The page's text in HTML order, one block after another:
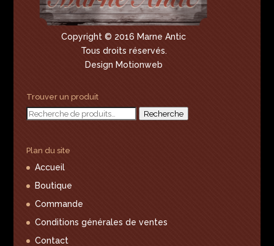
Copyright © 2016 Marne Antic
Tous droits réservés.
Design Motionweb
Trouver un produit
Recherche
Recherche
Plan du site
Accueil
Boutique
Commande
Conditions générales de ventes
Contact